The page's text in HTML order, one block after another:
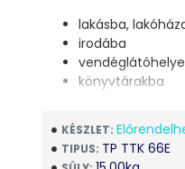
lakásba,
irodába
könyvtárakba
Praktikus fogantyú
KÉSZLET:
TIPUS: TP TTK 66E